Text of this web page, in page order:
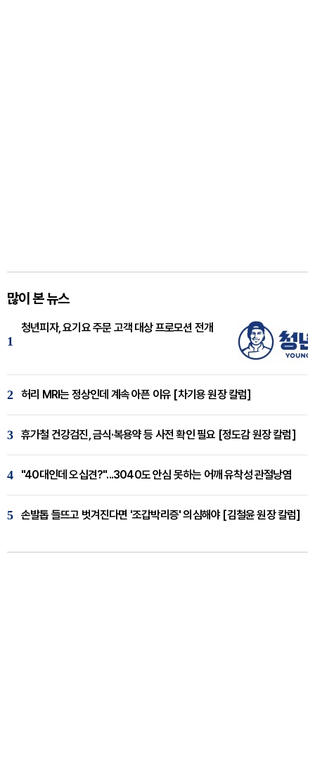
많이 본 뉴스
1
청년피자, 요기요 주문 고객 대상 프로모션 전개
2 허리 MRI는 정상인데 계속 아픈 이유 [차기용 원장 칼럼]
3 휴가철 건강검진, 금식·복용약 등 사전 확인 필요 [정도감 원장 칼럼]
4 "40대인데 오십견?"...3040도 안심 못하는 어깨 유착성 관절낭염
5 손발톱 들뜨고 벗겨진다면 '조갑박리증' 의심해야 [김철윤 원장 칼럼]